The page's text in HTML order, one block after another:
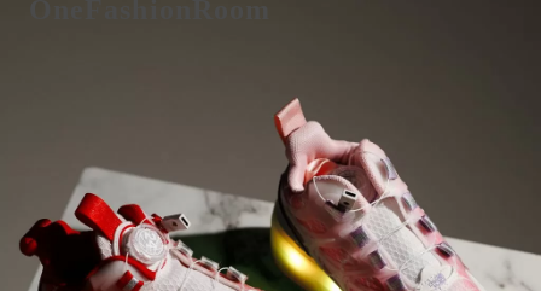
OneFashionRoom
Oнлайн разрешаване на жалби
Отзиви от клиенти
Прилагане на промоции